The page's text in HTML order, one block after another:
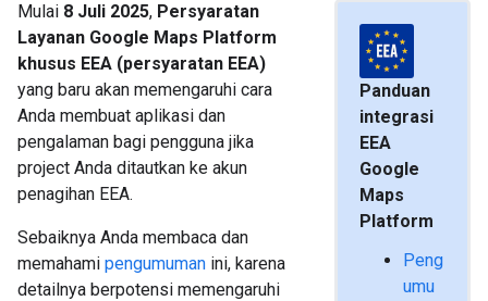
Panduan
integrasi
EEA
Google
Maps
Platform
Peng
umu
Mulai 8 Juli 2025, Persyaratan
Layanan Google Maps Platform
khusus EEA (persyaratan EEA)
yang baru akan memengaruhi cara
Anda membuat aplikasi dan
pengalaman bagi pengguna jika
project Anda ditautkan ke akun
penagihan EEA.
Sebaiknya Anda membaca dan
memahami pengumuman ini, karena
detailnya berpotensi memengaruhi